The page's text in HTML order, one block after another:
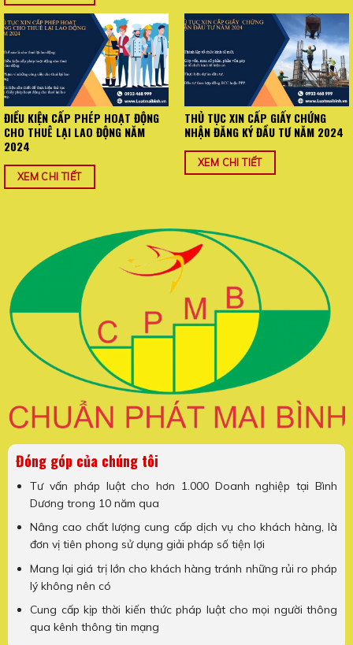
ĐIỀU KIỆN CẤP PHÉP HOẠT ĐỘNG
CHO THUÊ LẠI LAO ĐỘNG NĂM
2024
XEM CHI TIẾT
THỦ TỤC XIN CẤP GIẤY CHỨNG
NHẬN ĐĂNG KÝ ĐẦU TƯ NĂM 2024
XEM CHI TIẾT
Đóng góp của chúng tôi
Tư vấn pháp luật cho hơn 1.000 Doanh nghiệp tại Bình
Dương trong 10 năm qua
Nâng cao chất lượng cung cấp dịch vụ cho khách hàng, là
đơn vị tiên phong sử dụng giải pháp số tiện lợi
Mang lại giá trị lớn cho khách hàng tránh những rủi ro pháp
lý không nên có
Cung cấp kịp thời kiến thức pháp luật cho mọi người thông
qua kênh thông tin mạng